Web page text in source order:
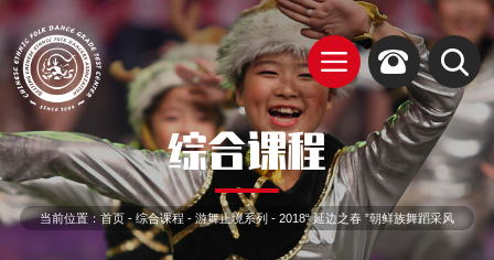
综合课程
当前位置： 首页 - 综合课程 - 游舞止境系列 - 2018“ 延边之春 ”朝鲜族舞蹈采风